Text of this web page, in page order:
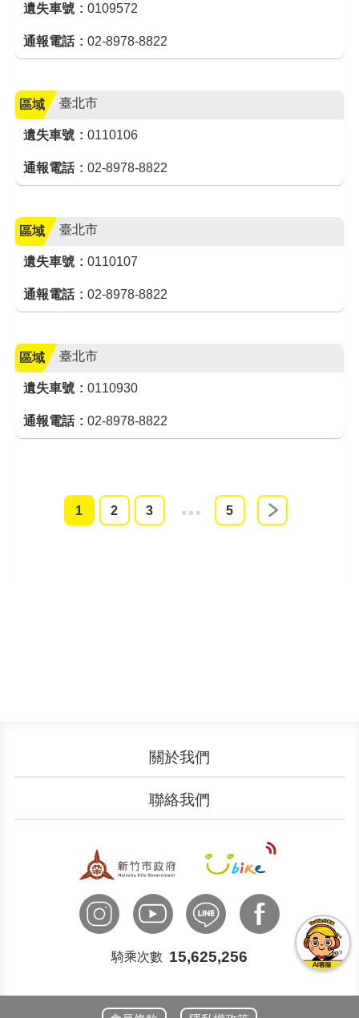
遺失車號 0109572
通報電話 02-8978-8822
區域 臺北市
遺失車號 0110106
通報電話 02-8978-8822
區域 臺北市
遺失車號 0110107
通報電話 02-8978-8822
區域 臺北市
遺失車號 0110930
通報電話 02-8978-8822
1 2 3 4 5
關於我們
加入我們
聯絡我們
廣告刊登
申請表單
國際諮詢
騎乘次數 15,625,256